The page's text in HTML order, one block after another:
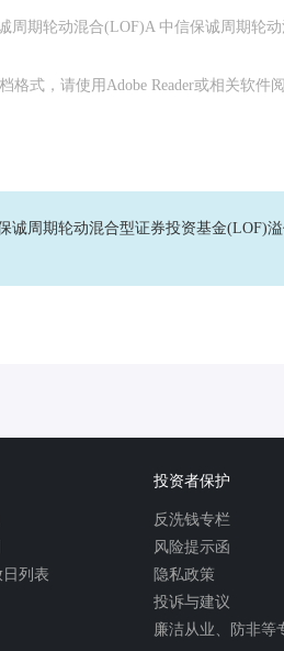
周期轮动混合(LOF)A 中信保诚周期轮
格式，请使用Adobe Reader或相关软件阅
诚周期轮动混合型证券投资基金(LOF)
列表
投资者保护
反洗钱专栏
风险提示函
隐私政策
投诉与建议
廉洁从业、防非等